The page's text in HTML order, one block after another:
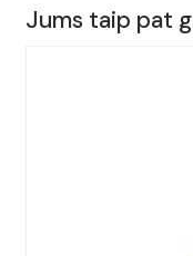
15ml.
Jums taip pat